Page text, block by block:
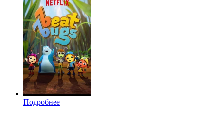
Подробнее